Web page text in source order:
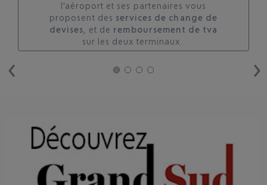
l'aéroport et ses partenaires vous
proposent des services de change de
devises , et de remboursement de tva
sur les deux terminaux. ​